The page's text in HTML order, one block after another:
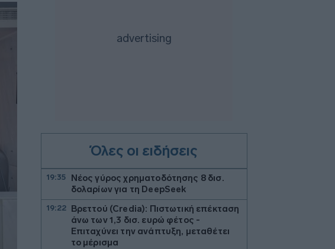
Όλες οι ειδήσεις
19:35
Νέος γύρος χρηματοδότησης 8 δισ.
δολαρίων για τη DeepSeek
19:22
Βρεττού (Credia): Πιστωτική επέκταση
άνω των 1,3 δισ. ευρώ φέτος -
Επιταχύνει την ανάπτυξη, μεταθέτει
το μέρισμα